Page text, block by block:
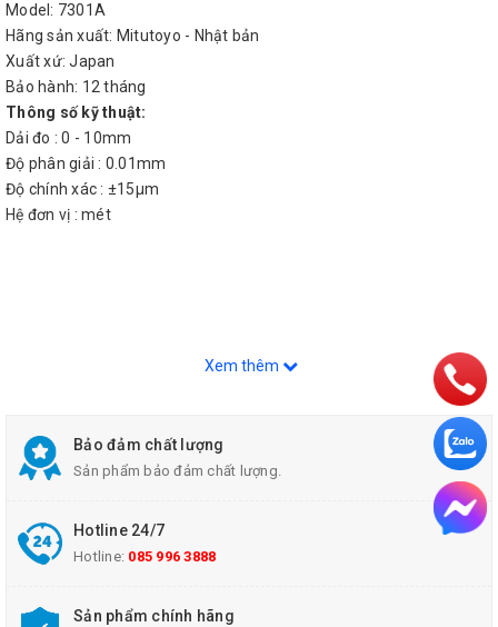
Model: 7301A
Hãng sản xuất: Mitutoyo - Nhật bản
Xuất xứ: Japan
Bảo hành: 12 tháng
Thông số kỹ thuật:
Dải đo : 0 - 10mm
Độ phân giải : 0.01mm
Độ chính xác : ±15µm
Hệ đơn vị : mét
Xem thêm
Bảo đảm chất lượng
Sản phẩm bảo đảm chất lượng.
Hotline 24/7
Hotline: 085 996 3888
Sản phẩm chính hãng